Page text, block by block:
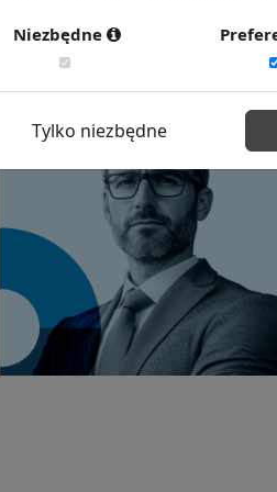
Chcesz wiedzieć więcej?
Niezbędne
Tylko niezbędne